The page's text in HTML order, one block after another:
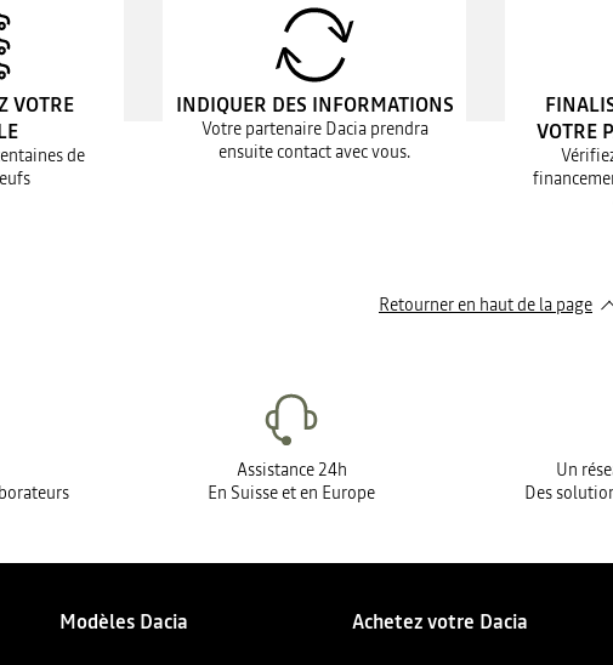
VOTRE
de
INDIQUER DES INFORMATIONS
Votre partenaire Dacia prendra
ensuite contact avec vous.
VOTRE
Retourner en haut de la page
Assistance 24h
En Suisse et en Europe
Un
Des
Modèles Dacia Achetez votre Dacia